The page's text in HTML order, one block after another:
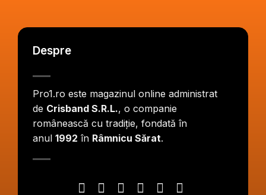
Despre
Pro1.ro este magazinul online administrat
de Crisband S.R.L., o companie
românească cu tradiție, fondată în
anul 1992 în Râmnicu Sărat.